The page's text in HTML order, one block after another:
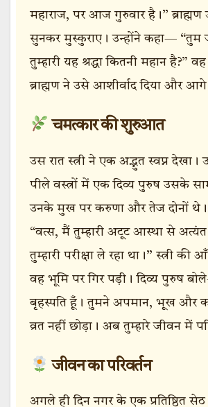
महाराज, पर आज गुरुवार है।” ब्राह्मण
सुनकर मुस्कुराए। उन्होंने कहा— “तुम
तुम्हारी यह श्रद्धा कितनी महान है?”
ब्राह्मण ने उसे आशीर्वाद दिया और
चमत्कार की शुरुआत
उस रात स्त्री ने एक अद्भुत स्वप्न
पीले वस्त्रों में एक दिव्य पुरुष उसके
उनके मुख पर करुणा और तेज दोनों थे।
“वत्स, मैं तुम्हारी अटूट आस्था से अत्यंत
तुम्हारी परीक्षा ले रहा था।” स्त्री
वह भूमि पर गिर पड़ी। दिव्य पुरुष
बृहस्पति हूँ। तुमने अपमान, भूख और
व्रत नहीं छोड़ा। अब तुम्हारे जीवन में
जीवन का परिवर्तन
अगले ही दिन नगर के एक प्रतिष्ठित